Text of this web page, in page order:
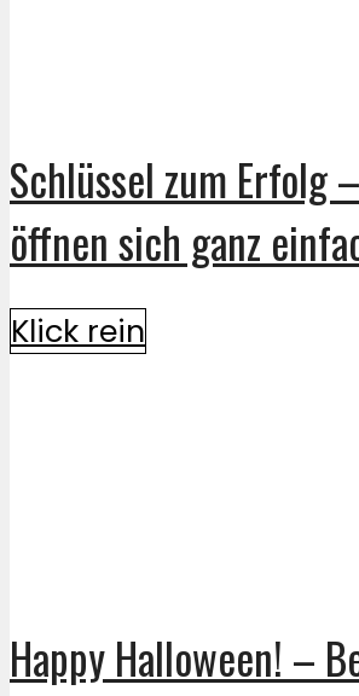
Schlüssel zum Erfolg
öffnen sich ganz
Klick rein
Happy Halloween! –